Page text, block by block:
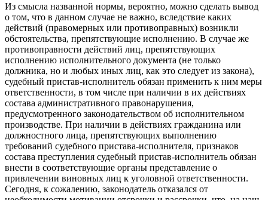
Из смысла названной нормы, вероятно, можно сделать вывод
о том, что в данном случае не важно, вследствие каких
действий (правомерных или противоправных) возникли
обстоятельства, препятствующие исполнению. В случае же
противоправности действий лиц, препятствующих
исполнению исполнительного документа (не только
должника, но и любых иных лиц, как это следует из закона),
судебный пристав-исполнитель обязан применить к ним меры
ответственности, в том числе при наличии в их действиях
состава административного правонарушения,
предусмотренного законодательством об исполнительном
производстве. При наличии в действиях гражданина или
должностного лица, препятствующих выполнению
требований судебного пристава-исполнителя, признаков
состава преступления судебный пристав-исполнитель обязан
внести в соответствующие органы представление о
привлечении виновных лиц к уголовной ответственности.
Сегодня, к сожалению, законодатель отказался от